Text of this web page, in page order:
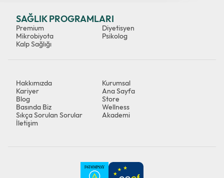
SAĞLIK PROGRAMLARI
Premium
Mikrobiyota
Kalp Sağlığı
Diyetisyen
Psikolog
Hakkımızda
Kurumsal
Kariyer
Ana Sayfa
Blog
Store
Basında Biz
Wellness
Sıkça Sorulan Sorular
Akademi
İletişim